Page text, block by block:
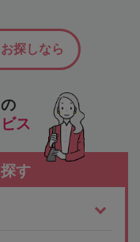
ス
探しなら
す